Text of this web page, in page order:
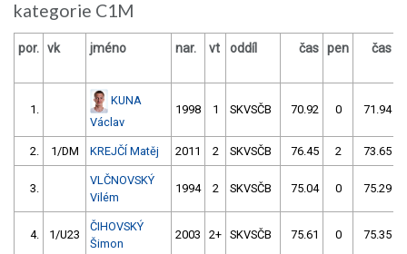
kategorie C1M
por. vk jméno nar. vt oddíl čas pen čas
1.
KUNA
Václav
1998 1 SKVSČB 70.92 0 71.94
2. 1/DM KREJČÍ Matěj 2011 2 SKVSČB 76.45 2 73.65
3.
VLČNOVSKÝ
Vilém
1994 2 SKVSČB 75.04 0 75.29
4. 1/U23
ČIHOVSKÝ
Šimon
2003 2+ SKVSČB 75.61 0 75.35